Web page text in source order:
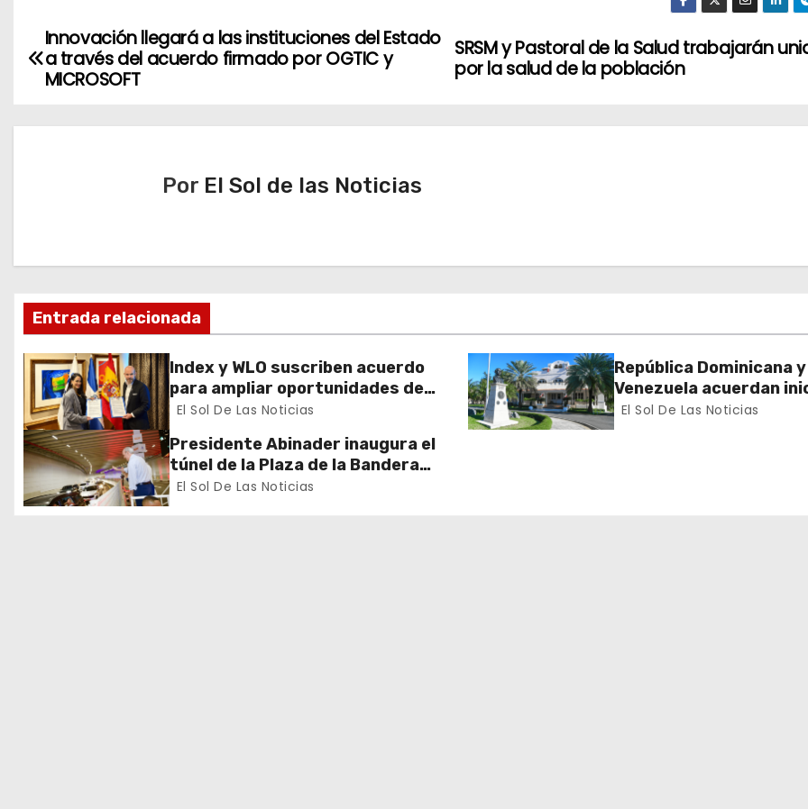
N
v
c
i
ó
n
d
e
e
SRSM y Pastoral de la Salud trabajarán
por la salud de la población
Innovación llegará a las instituciones del Estado
a través del acuerdo firmado por OGTIC y
MICROSOFT
Por El Sol de las Noticias
Entrada relacionada
Index y WLO suscriben acuerdo
para ampliar oportunidades de
formación de dominicanos en el
El Sol De Las Noticias
República Dominicana y
Venezuela acuerdan
proceso de
El Sol De Las Noticias
Presidente Abinader inaugura el
túnel de la Plaza de la Bandera
que cambia la salida hacia el Sur
El Sol De Las Noticias